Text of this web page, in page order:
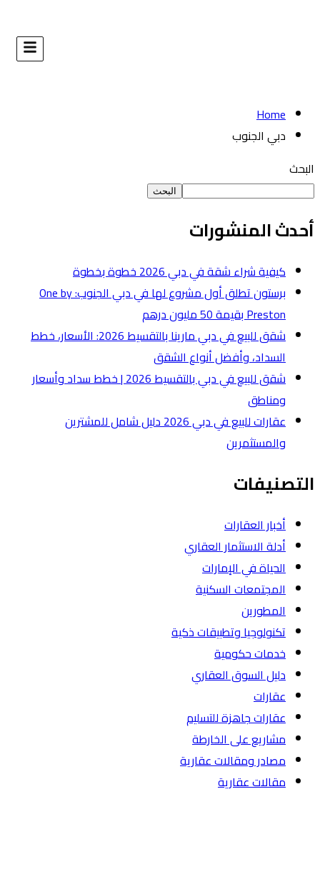
برستون تطلق أول مشروع لها في دبي الجنوب: One by
شقق للبيع في دبي مارينا بالتقسيط 2026: الأسعار، خطط
شقق للبيع في دبي بالتقسيط 2026 | خطط سداد وأسعار
عقارات للبيع في دبي 2026 دليل شامل للمشترين